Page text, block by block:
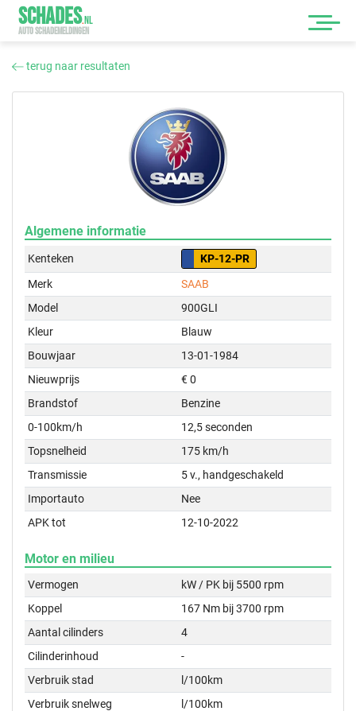
SCHADES.NL
AUTO SCHADEMELDINGEN
terug naar resultaten
Algemene informatie
Kenteken
KP-12-PR
Merk
SAAB
Model
900GLI
Kleur
Blauw
Bouwjaar
13-01-1984
Nieuwprijs
€ 0
Brandstof
Benzine
0-100km/h
12,5 seconden
Topsnelheid
175 km/h
Transmissie
5 v., handgeschakeld
Importauto
Nee
APK tot
12-10-2022
Motor en milieu
Vermogen
kW / PK bij 5500 rpm
Koppel
167 Nm bij 3700 rpm
Aantal cilinders
4
Cilinderinhoud
-
Verbruik stad
l/100km
Verbruik snelweg
l/100km